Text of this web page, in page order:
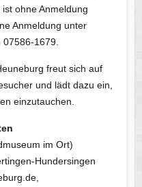
ohne Anmeldung
Anmeldung unter
1679.
freut sich auf
und lädt dazu ein,
einzutauchen.
im Ort)
Hundersingen